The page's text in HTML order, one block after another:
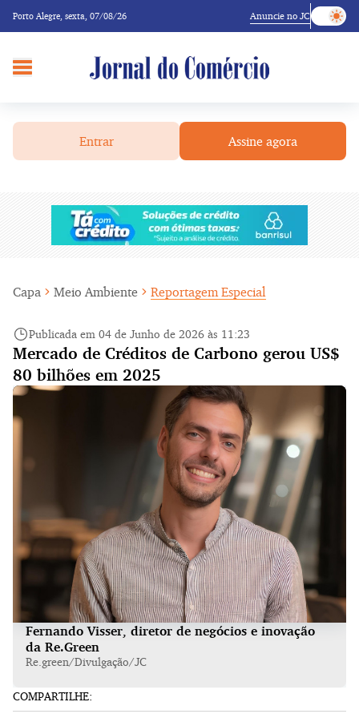
Porto Alegre, sexta, 07/08/26 Anuncie no JC
Entrar Assine agora
Capa Meio Ambiente Reportagem Especial
Publicada em 04 de Junho de 2026 às 11:23
Mercado de Créditos de Carbono gerou US$
80 bilhões em 2025
Fernando Visser, diretor de negócios e inovação
da Re.Green
Re.green/Divulgação/JC
COMPARTILHE: